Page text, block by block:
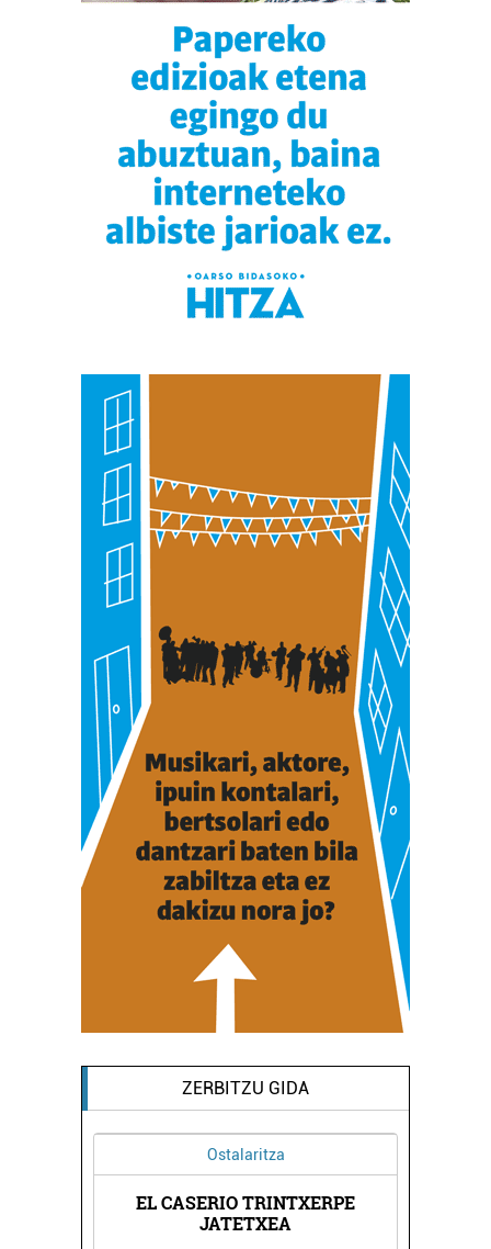
ZERBITZU GIDA
Ostalaritza
EL CASERIO TRINTXERPE
JATETXEA